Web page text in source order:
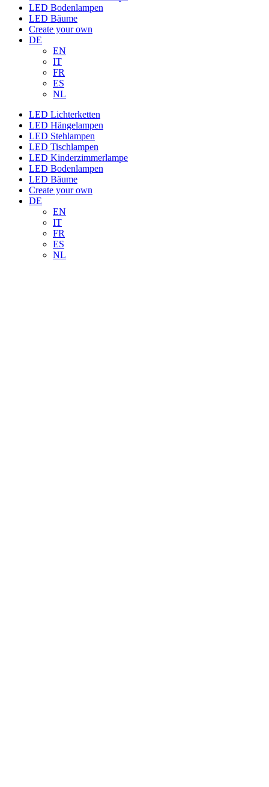
LED Bodenlampen
LED Bäume
Create your own
DE
EN
IT
FR
ES
NL
LED Lichterketten
LED Hängelampen
LED Stehlampen
LED Tischlampen
LED Kinderzimmerlampe
LED Bodenlampen
LED Bäume
Create your own
DE
EN
IT
FR
ES
NL